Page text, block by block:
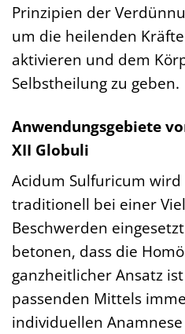
Prinzipien der
um die heilenden
aktivieren und dem
Selbstheilung zu geben.
Anwendungsgebiete
XII Globuli
Acidum Sulfuricum
traditionell bei einer
Beschwerden
betonen, dass die
ganzheitlicher Ansatz
passenden Mittels
individuellen